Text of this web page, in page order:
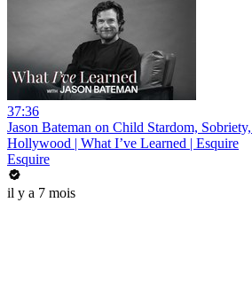
37:36
Jason Bateman on Child Stardom,
Hollywood | What I’ve Learned | Esquire
Esquire
il y a 7 mois